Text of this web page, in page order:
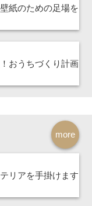
紙のための足場を
おうちづくり計画
more
リアを手掛けます